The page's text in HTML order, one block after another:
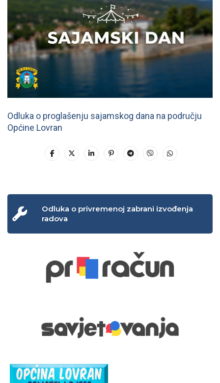
Odluka o proglašenju sajamskog dana na području
Općine Lovran
Odluka o privremenoj zabrani izvođenja
radova